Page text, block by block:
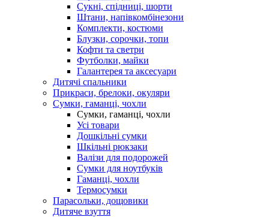
Сукні, спідниці, шорти
Штани, напівкомбінезони
Комплекти, костюми
Блузки, сорочки, топи
Кофти та светри
Футболки, майки
Галантерея та аксесуари
Дитячі спальники
Прикраси, брелоки, окуляри
Сумки, гаманці, чохли
Сумки, гаманці, чохли
Усі товари
Дошкільні сумки
Шкільні рюкзаки
Валізи для подорожей
Сумки для ноутбуків
Гаманці, чохли
Термосумки
Парасольки, дощовики
Дитяче взуття